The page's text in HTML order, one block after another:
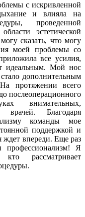
с искривленной
дыхание и влияла на
проведенной
эстетической
сказать, что могу
моей проблемы со
все усилия,
идеальным. Мой нос
дополнительным
протяжении всего
послеоперационного
внимательных,
врачей. Благодаря
команды мое
поддержкой и
ждет впереди. Еще раз
профессионализм! Я
рассматривает